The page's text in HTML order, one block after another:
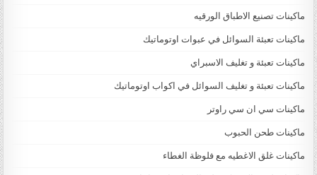
ماكينات تصنيع الاطباق الورقيه
ماكينات تعبئة السوائل في عبوات اوتوماتيك
ماكينات تعبئة و تغليف الاسبراي
ماكينات تعبئة و تغليف السوائل في اكواب اوتوماتيك
ماكينات سي ان سي راوتر
ماكينات طحن الحبوب
ماكينات غلق الاغطيه مع فلوظة الغطاء